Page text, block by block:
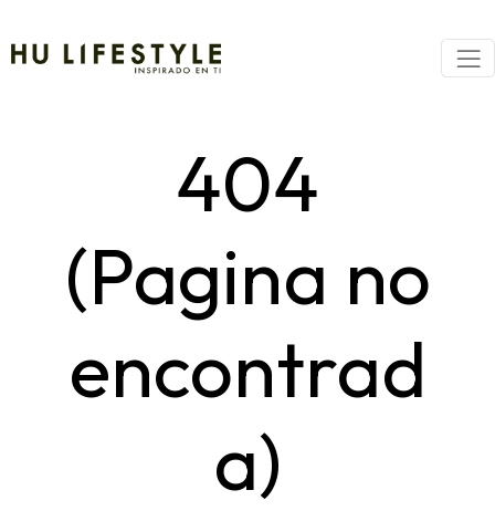
404
(Pagina no
encontrad
a)